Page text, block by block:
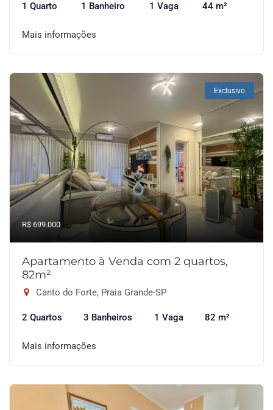
1 Quarto 1 Banheiro 1 Vaga 44 m²
Mais informações
Exclusivo
R$ 699.000
Apartamento à Venda com 2 quartos,
82m²
Canto do Forte, Praia Grande-SP
2 Quartos 3 Banheiros 1 Vaga 82 m²
Mais informações